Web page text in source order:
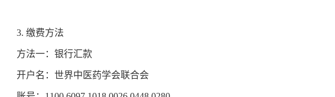
3. 缴费方法
方法一：银行汇款
开户名：世界中医药学会联合会